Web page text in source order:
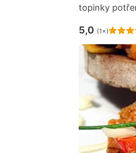
topinky
Hodnocení
5,0 (1×)